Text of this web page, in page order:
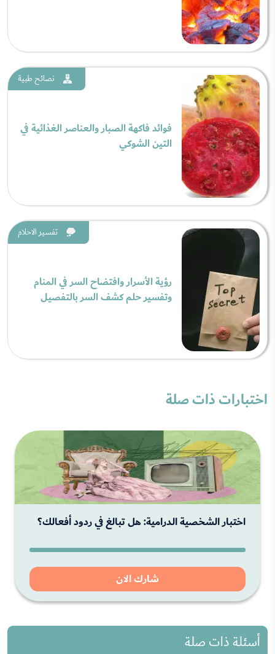
نصائح طبية
فوائد فاكهة الصبار والعناصر الغذائية في
التين الشوكي
تفسير الاحلام
رؤية الأسرار وافتضاح السر في المنام
وتفسير حلم كشف السر بالتفصيل
اختبارات ذات صلة
اختبار الشخصية الدرامية: هل تبالغ في ردود أفعالك؟
شارك الان
أسئلة ذات صلة